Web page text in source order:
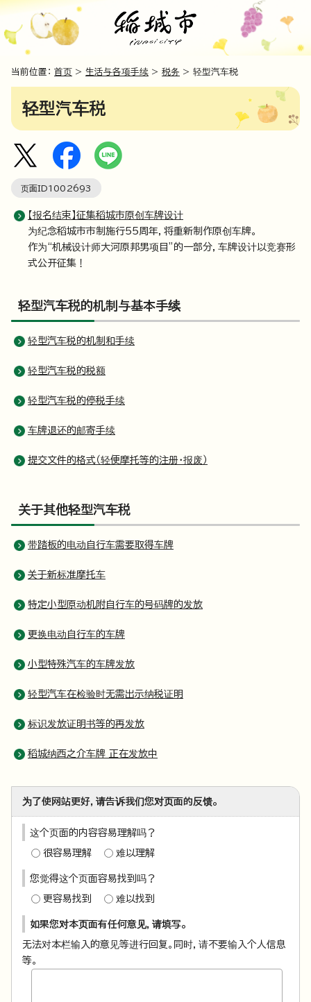
当前位置： 首页 > 生活与各项手续 > 税务 > 轻型汽车税
轻型汽车税
页面ID1002693
【报名结束】征集稻城市原创车牌设计
为纪念稻城市市制施行55周年，将重新制作原创车牌。
作为“机械设计师大河原邦男项目”的一部分，车牌设计以竞赛形
式公开征集！
轻型汽车税的机制与基本手续
轻型汽车税的机制和手续
轻型汽车税的税额
轻型汽车税的停税手续
车牌退还的邮寄手续
提交文件的格式（轻便摩托等的注册・报废）
关于其他轻型汽车税
带踏板的电动自行车需要取得车牌
关于新标准摩托车
特定小型原动机附自行车的号码牌的发放
更换电动自行车的车牌
小型特殊汽车的车牌发放
轻型汽车在检验时无需出示纳税证明
标识发放证明书等的再发放
稻城纳西之介车牌 正在发放中
为了使网站更好，请告诉我们您对页面的反馈。
这个页面的内容容易理解吗？
很容易理解 难以理解
您觉得这个页面容易找到吗？
更容易找到 难以找到
如果您对本页面有任何意见，请填写。
无法对本栏输入的意见等进行回复。同时，请不要输入个人信息
等。